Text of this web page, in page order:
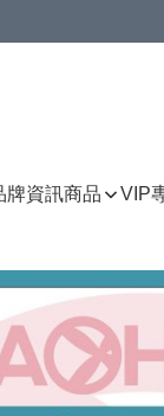
牌資訊商品 VIP